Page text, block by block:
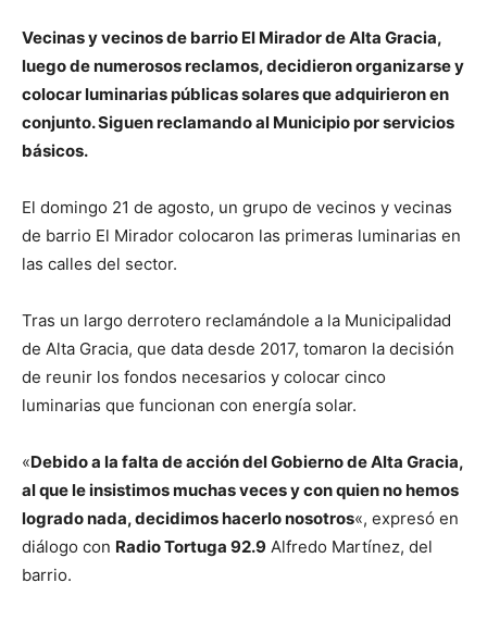
Vecinas y vecinos de barrio El Mirador de Alta Gracia,
luego de numerosos reclamos, decidieron organizarse y
colocar luminarias públicas solares que adquirieron en
conjunto. Siguen reclamando al Municipio por servicios
básicos.
El domingo 21 de agosto, un grupo de vecinos y vecinas
de barrio El Mirador colocaron las primeras luminarias en
las calles del sector.
Tras un largo derrotero reclamándole a la Municipalidad
de Alta Gracia, que data desde 2017, tomaron la decisión
de reunir los fondos necesarios y colocar cinco
luminarias que funcionan con energía solar.
«Debido a la falta de acción del Gobierno de Alta Gracia,
al que le insistimos muchas veces y con quien no hemos
logrado nada, decidimos hacerlo nosotros«, expresó en
diálogo con Radio Tortuga 92.9 Alfredo Martínez, del
barrio.